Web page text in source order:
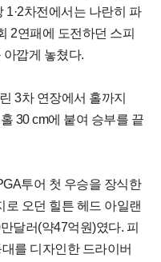
1·2차전에서는 나란히 파
2연패에 도전하던 스피
깝게 놓쳤다.
3차 연장에서 홀까지
30 cm에 붙여 승부를 끝
투어 첫 우승을 장식한
오던 힐튼 헤드 아일랜
달러(약47억원)였다. 피
를 디자인한 드라이버